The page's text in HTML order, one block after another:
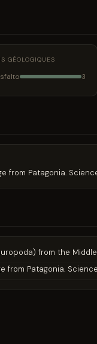
GÉOLOGIQUES
3
from Patagonia.
from the
from Patagonia.